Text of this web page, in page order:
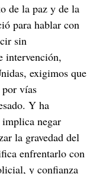
de la paz y de la
para hablar con
sin
intervención,
exigimos que
vías
Y ha
negar
la gravedad del
enfrentarlo con
y confianza